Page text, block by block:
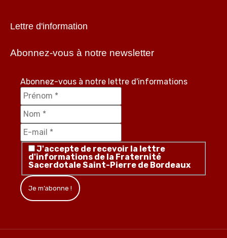
Lettre d'information
Abonnez-vous à notre newsletter
Abonnez-vous à notre lettre d'informations
J'accepte de recevoir la lettre
d'informations de la Fraternité
Sacerdotale Saint-Pierre de Bordeaux